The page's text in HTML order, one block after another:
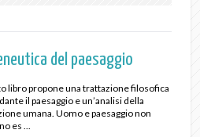
del paesaggio
libro propone una trattazione filosofica
il paesaggio e un’analisi della
umana. Uomo e paesaggio non
es ...